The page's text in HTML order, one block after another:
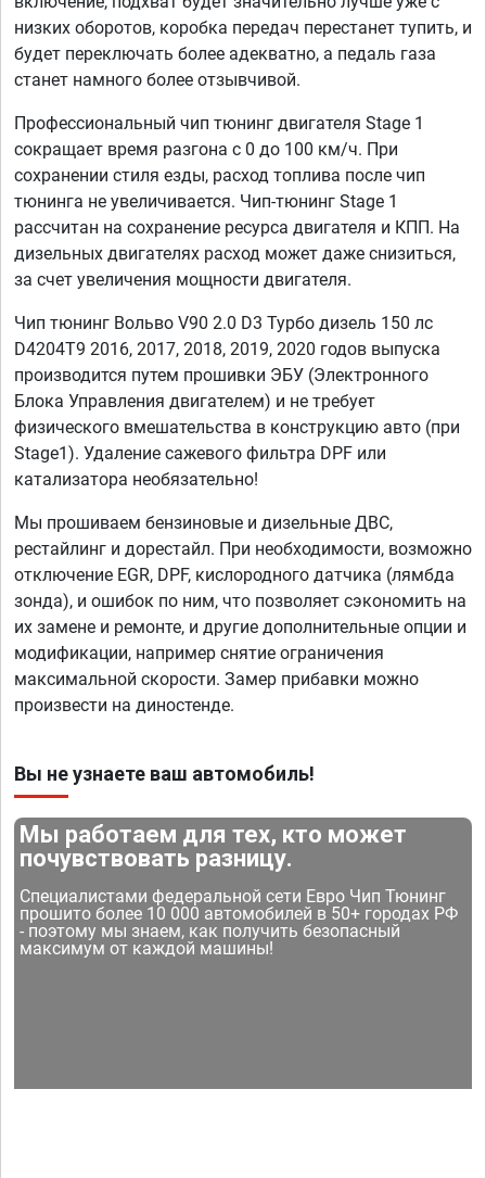
низких оборотов, коробка передач перестанет тупить, и
будет переключать более адекватно, а педаль газа
станет намного более отзывчивой.
Профессиональный чип тюнинг двигателя Stage 1
сокращает время разгона с 0 до 100 км/ч. При
сохранении стиля езды, расход топлива после чип
тюнинга не увеличивается. Чип-тюнинг Stage 1
рассчитан на сохранение ресурса двигателя и КПП. На
дизельных двигателях расход может даже снизиться,
за счет увеличения мощности двигателя.
Чип тюнинг Вольво V90 2.0 D3 Турбо дизель 150 лс
D4204T9 2016, 2017, 2018, 2019, 2020 годов выпуска
производится путем прошивки ЭБУ (Электронного
Блока Управления двигателем) и не требует
физического вмешательства в конструкцию авто (при
Stage1). Удаление сажевого фильтра DPF или
катализатора необязательно!
Мы прошиваем бензиновые и дизельные ДВС,
рестайлинг и дорестайл. При необходимости, возможно
отключение EGR, DPF, кислородного датчика (лямбда
зонда), и ошибок по ним, что позволяет сэкономить на
их замене и ремонте, и другие дополнительные опции и
модификации, например снятие ограничения
максимальной скорости. Замер прибавки можно
произвести на диностенде.
Вы не узнаете ваш автомобиль!
Мы работаем для тех, кто может
почувствовать разницу.
Специалистами федеральной сети Евро Чип Тюнинг
прошито более 10 000 автомобилей в 50+ городах РФ
- поэтому мы знаем, как получить безопасный
максимум от каждой машины!